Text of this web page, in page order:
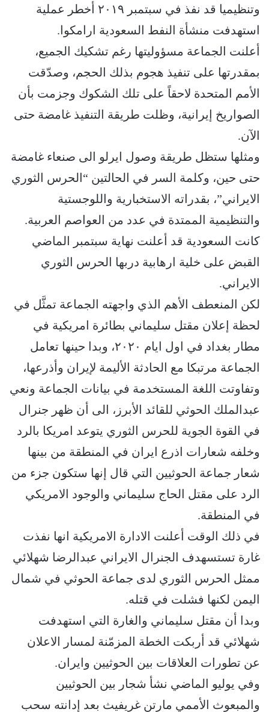
وتنظيميا قد نفذ في سبتمبر ٢٠١٩ أخطر عملية
استهدفت منشأة النفط السعودية ارامكوا.
أعلنت الجماعة مسؤوليتها رغم تشكيك الجميع،
بمقدرتها على تنفيذ هجوم بذلك الحجم، وصدّقت
الأمم المتحدة لاحقاً على تلك الشكوك وجزمت بأن
الصواريخ إيرانية، وظلت طريقة التنفيذ غامضة حتى
الآن.
ومثلها ستظل طريقة وصول ايرلو الى صنعاء غامضة
حتى حين، وكلمة السر في الحالتين “الحرس الثوري
الايراني”، بقدراته الاستخبارية واللوجستية
والتنظيمية الممتدة في عدد من العواصم العربية.
كانت السعودية قد أعلنت نهاية سبتمبر الماضي
القبض على خلية ارهابية دربها الحرس الثوري
الايراني.
لكن المنعطف الأهم الذي واجهته الجماعة تمثَّل في
لحظة إعلان مقتل سليماني بطائرة امريكية في
مطار بغداد في اول ايام ٢٠٢٠، وبدا حينها تعامل
الجماعة مرتبكا مع الحادثة الأليمة لإيران وأذرعها،
وتفاوتت اللغة المستخدمة في بيانات الجماعة ونعي
عبدالملك الحوثي للقائد الأبرز، الى أن ظهر جنرال
في القوة الجوية للحرس الثوري يتوعد امريكا بالرد
وخلفه شعارات اذرع ايران في المنطقة من بينها
شعار جماعة الحوثيين التي قال إنها ستكون جزء من
الرد على مقتل الحاج سليماني والوجود الامريكي
في المنطقة.
في ذلك الوقت أعلنت الادارة الامريكية انها نفذت
غارة تستسهدف الجنرال الايراني عبدالرضا شهلائي
ممثل الحرس الثوري لدى جماعة الحوثي في شمال
اليمن لكنها فشلت في قتله.
وبدا أن مقتل سليماني والغارة التي استهدفت
شهلائي قد أربكت الخطة المزمّنة لمسار الاعلان
عن تطورات العلاقات بين الحوثيين وايران.
وفي يوليو الماضي نشأ شجار بين الحوثيين
والمبعوث الأممي مارتن غريفيث بعد إدانته سحب